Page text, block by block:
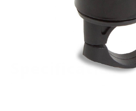
Universal black mini bell from
light (30 gr) and easy to use. This
bicycles. Mounting around
(standard size). It will be delivered
Specificaties